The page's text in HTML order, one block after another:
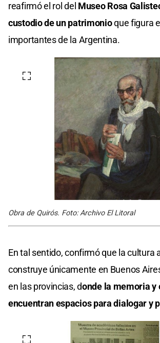
reafirmó el rol del Museo Rosa
custodio de un patrimonioque figura
importantes de la Argentina.
Obra de Quirós. Foto: Archivo El Litoral
En tal sentido, confirmó que la cultura
construye únicamente en Buenos
en las provincias, donde la memoria y
encuentran espacios para dialogar y